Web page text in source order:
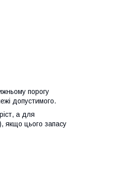
порогу
допустимого.
а для
якщо цього запасу